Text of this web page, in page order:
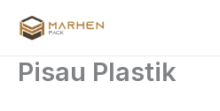
contentPisau Plastik